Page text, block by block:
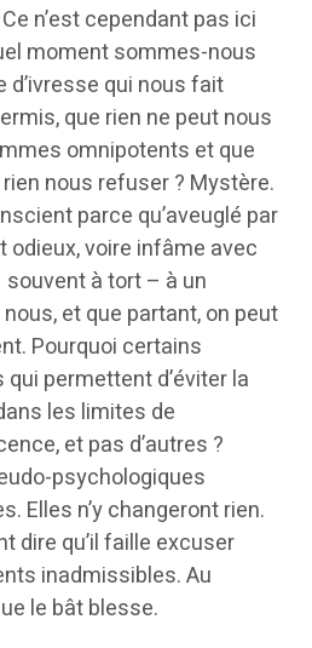
n’est cependant pas ici
moment sommes-nous
qui nous fait
que rien ne peut nous
omnipotents et que
nous refuser ? Mystère.
parce qu’aveuglé par
odieux, voire infâme avec
à tort – à un
et que partant, on peut
Pourquoi certains
permettent d’éviter la
les limites de
et pas d’autres ?
psychologiques
Elles n’y changeront rien.
dire qu’il faille excuser
inadmissibles. Au
le bât blesse.